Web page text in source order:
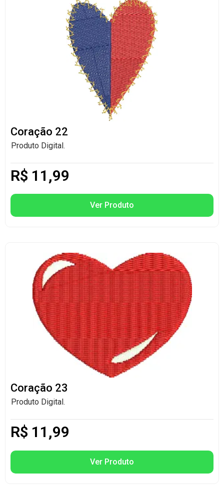
Coração 22
Produto Digital.
R$ 11,99
Ver Produto
Coração 23
Produto Digital.
R$ 11,99
Ver Produto